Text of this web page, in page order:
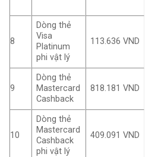
8
Dòng thẻ
Visa
Platinum
phi vật lý
113.636 VND
9
Dòng thẻ
Mastercard
Cashback
818.181 VND
10
Dòng thẻ
Mastercard
Cashback
phi vật lý
409.091 VND